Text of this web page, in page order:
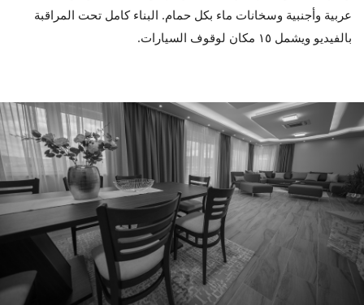
عربية وأجنبية وسخانات ماء بكل حمام. البناء كامل تحت المراقبة
بالفيديو ويشمل ١٥ مكان لوقوف السيارات.